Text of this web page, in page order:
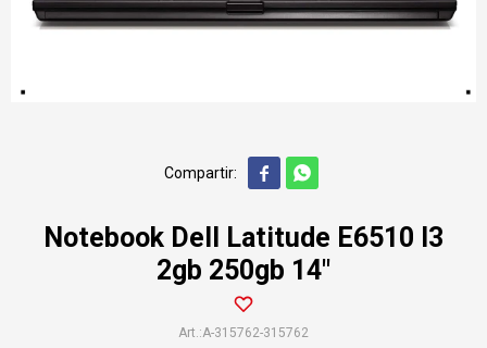
 
Notebook Dell Latitude E6510 I3
2gb 250gb 14"
A-315762-315762